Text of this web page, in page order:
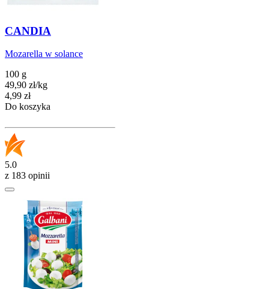
CANDIA
Mozarella w solance
100 g
49,90 zł/kg
Cena
4,99 zł
Do koszyka
5.0
z 183 opinii